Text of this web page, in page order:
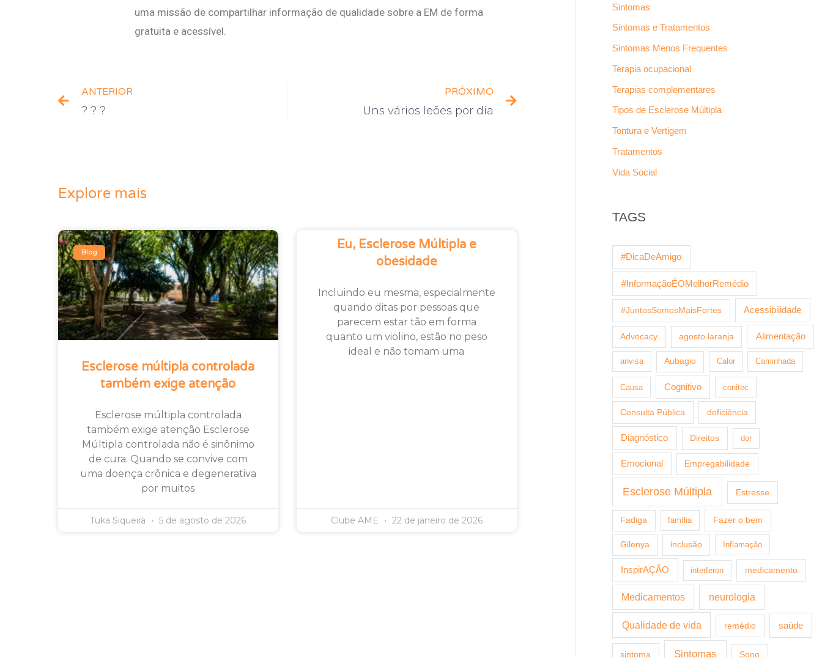
uma missão de compartilhar informação de qualidade sobre a EM de forma
gratuita e acessível.
ANTERIOR
? ? ?
PRÓXIMO
Uns vários leões por dia
Explore mais
Blog
Esclerose múltipla controlada
também exige atenção
Esclerose múltipla controlada
também exige atenção Esclerose
Múltipla controlada não é sinônimo
de cura. Quando se convive com
uma doença crônica e degenerativa
por muitos
Tuka Siqueira 5 de agosto de 2026
Eu, Esclerose Múltipla e
obesidade
Incluindo eu mesma, especialmente
quando ditas por pessoas que
parecem estar tão em forma
quanto um violino, estão no peso
ideal e não tomam uma
Clube AME 22 de janeiro de 2026
Sintomas
Sintomas e Tratamentos
Sintomas Menos Frequentes
Terapia ocupacional
Terapias complementares
Tipos de Esclerose Múltipla
Tontura e Vertigem
Tratamentos
Vida Social
TAGS
#DicaDeAmigo
#InformaçãoÉOMelhorRemédio
#JuntosSomosMaisFortes Acessibilidade
Advocacy agosto laranja Alimentação
anvisa Aubagio Calor Caminhada
Causa Cognitivo conitec
Consulta Pública deficiência
Diagnóstico Direitos dor
Emocional Empregabilidade
Esclerose Múltipla Estresse
Fadiga família Fazer o bem
Gilenya inclusão Inflamação
InspirAÇÃO interferon medicamento
Medicamentos neurologia
Qualidade de vida remédio saúde
sintoma Sintomas Sono